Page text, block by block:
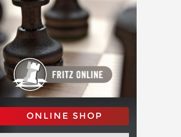
ONLINE SHOP